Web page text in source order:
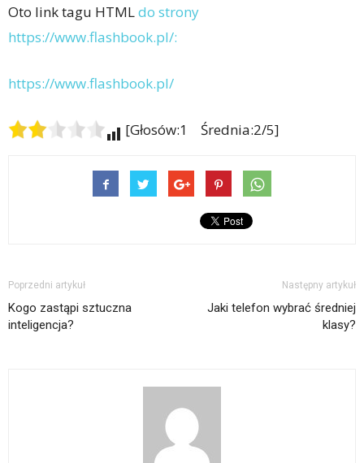
Oto link tagu HTMLdo strony
https://www.flashbook.pl/:
https://www.flashbook.pl/
[Głosów:1 Średnia:2/5]
Poprzedni artykuł
Kogo zastąpi sztuczna
inteligencja?
Następny artykuł
Jaki telefon wybrać średniej
klasy?